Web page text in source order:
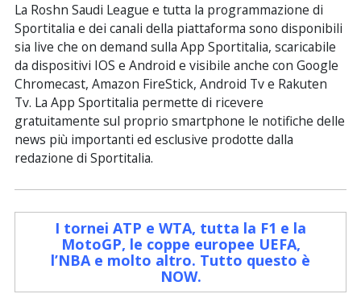
La Roshn Saudi League e tutta la programmazione di
Sportitalia e dei canali della piattaforma sono disponibili
sia live che on demand sulla App Sportitalia, scaricabile
da dispositivi IOS e Android e visibile anche con Google
Chromecast, Amazon FireStick, Android Tv e Rakuten
Tv. La App Sportitalia permette di ricevere
gratuitamente sul proprio smartphone le notifiche delle
news più importanti ed esclusive prodotte dalla
redazione di Sportitalia.
I tornei ATP e WTA, tutta la F1 e la
MotoGP, le coppe europee UEFA,
l’NBA e molto altro. Tutto questo è
NOW.